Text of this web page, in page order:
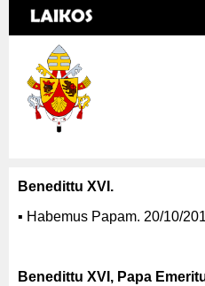
Benedittu XVI.
▪ Habemus Papam. 20/10/
Benedittu XVI, Papa